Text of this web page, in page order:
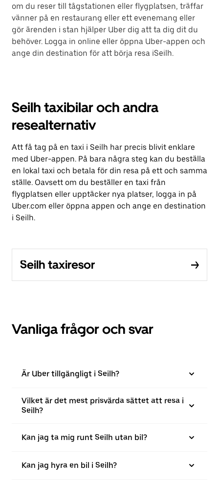
om du reser till tågstationen eller flygplatsen, träffar
vänner på en restaurang eller ett evenemang eller
gör ärenden i stan hjälper Uber dig att ta dig dit du
behöver. Logga in online eller öppna Uber-appen och
ange din destination för att börja resa iSeilh.
Seilh taxibilar och andra
resealternativ
Att få tag på en taxi i Seilh har precis blivit enklare
med Uber-appen. På bara några steg kan du beställa
en lokal taxi och betala för din resa på ett och samma
ställe. Oavsett om du beställer en taxi från
flygplatsen eller upptäcker nya platser, logga in på
Uber.com eller öppna appen och ange en destination
i Seilh.
Seilh taxiresor
Vanliga frågor och svar
Är Uber tillgängligt i Seilh?
Vilket är det mest prisvärda sättet att resa i
Seilh?
Kan jag ta mig runt Seilh utan bil?
Kan jag hyra en bil i Seilh?